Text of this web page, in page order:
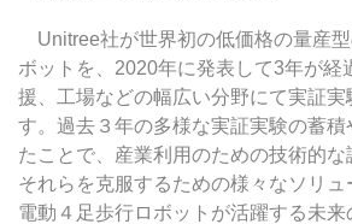
Unitree社が世界初の低価格の量産
ボットを、2020年に発表して3年が経
援、工場などの幅広い分野にて実証実
す。過去３年の多様な実証実験の蓄
たことで、産業利用のための技術的な
それらを克服するための様々なソリュ
電動４足歩行ロボットが活躍する未来